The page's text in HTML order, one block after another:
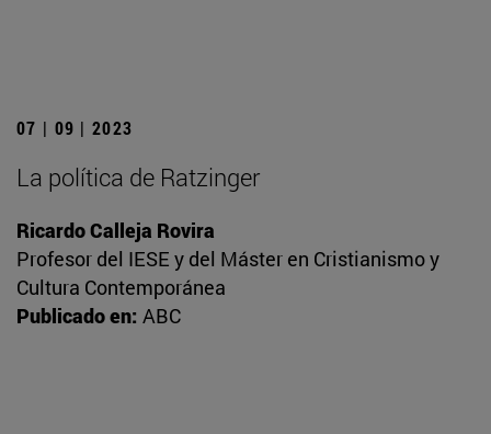
07 | 09 | 2023
La política de Ratzinger
Ricardo Calleja Rovira
Profesor del IESE y del Máster en Cristianismo y
Cultura Contemporánea
Publicado en: ABC